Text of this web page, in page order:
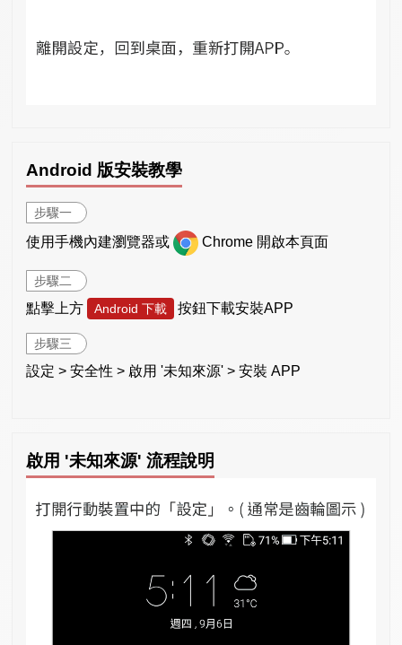
Android 版安裝教學
步驟一
使用手機內建瀏覽器或 Chrome 開啟本頁面
步驟二
點擊上方 Android 下載 按鈕下載安裝APP
步驟三
設定 > 安全性 > 啟用 '未知來源' > 安裝 APP
啟用 '未知來源' 流程說明